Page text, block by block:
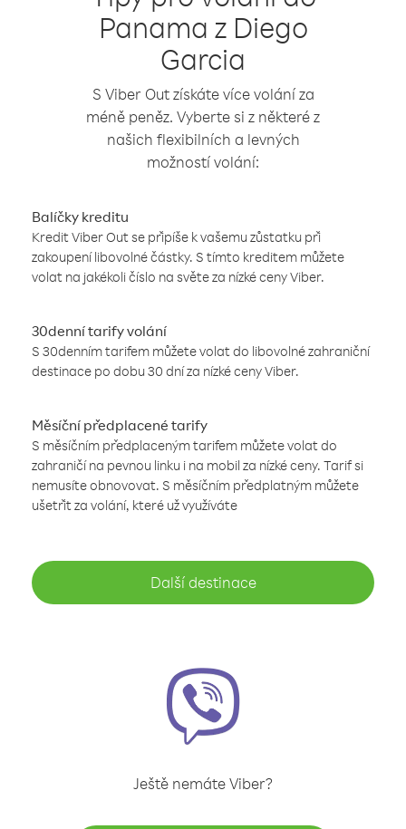
Panama z Diego
Garcia
S Viber Out získáte více volání za
méně peněz. Vyberte si z některé z
našich flexibilních a levných
možností volání:
Balíčky kreditu
Kredit Viber Out se připíše k vašemu zůstatku při
zakoupení libovolné částky. S tímto kreditem můžete
volat na jakékoli číslo na světe za nízké ceny Viber.
30denní tarify volání
S 30denním tarifem můžete volat do libovolné zahraniční
destinace po dobu 30 dní za nízké ceny Viber.
Měsíční předplacené tarify
S měsíčním předplaceným tarifem můžete volat do
zahraničí na pevnou linku i na mobil za nízké ceny. Tarif si
nemusíte obnovovat. S měsíčním předplatným můžete
ušetřit za volání, které už využíváte
Další destinace
Ještě nemáte Viber?